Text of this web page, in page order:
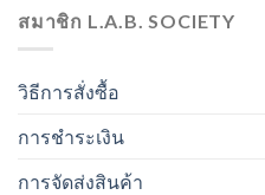
สมาชิก L.A.B. SOCIETY
วิธีการสั่งซื้อ
การชำระเงิน
การจัดส่งสินค้า